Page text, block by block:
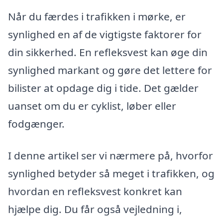
Når du færdes i trafikken i mørke, er
synlighed en af de vigtigste faktorer for
din sikkerhed. En refleksvest kan øge din
synlighed markant og gøre det lettere for
bilister at opdage dig i tide. Det gælder
uanset om du er cyklist, løber eller
fodgænger.
I denne artikel ser vi nærmere på, hvorfor
synlighed betyder så meget i trafikken, og
hvordan en refleksvest konkret kan
hjælpe dig. Du får også vejledning i,